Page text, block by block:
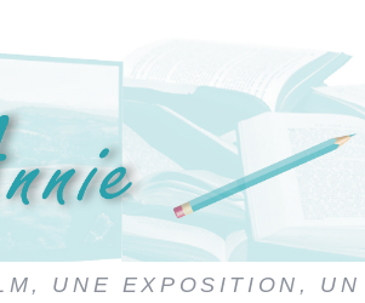
UNE EXPOSITION,